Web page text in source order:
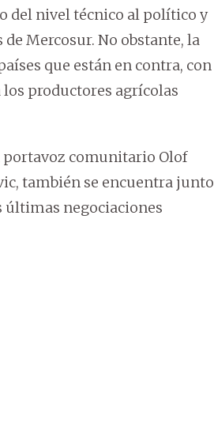
del nivel técnico al político y
Mercosur. No obstante, la
que están en contra, con
productores agrícolas
portavoz comunitario Olof
también se encuentra junto
últimas negociaciones